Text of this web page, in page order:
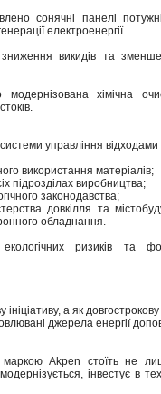
сонячні панелі
електроенергії.
викидів та
хімічна
системи управління
використання матеріалів;
підрозділах виробництва;
законодавства;
довкілля та
обладнання.
ризиків та
а як довгострокову
джерела енергії
Akpen стоїть не
інвестує в